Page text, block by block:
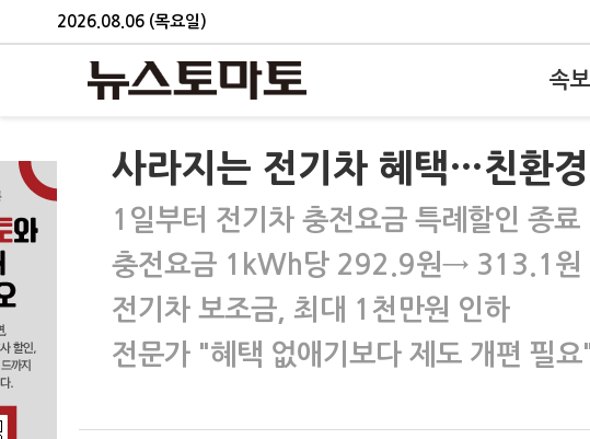
2026.08.06 (목요일)
속보
사라지는 전기차 혜택…친환
1일부터 전기차 충전요금 특례할인 종료
충전요금 1kWh당 292.9원→ 313.1원
전기차 보조금, 최대 1천만원 인하
전문가 "혜택 없애기보다 제도 개편 필요